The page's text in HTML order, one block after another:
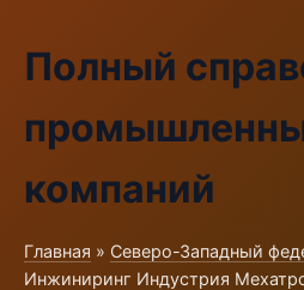
Полный
компаний
Главная » Северо-Западный
Инжиниринг Индустрия